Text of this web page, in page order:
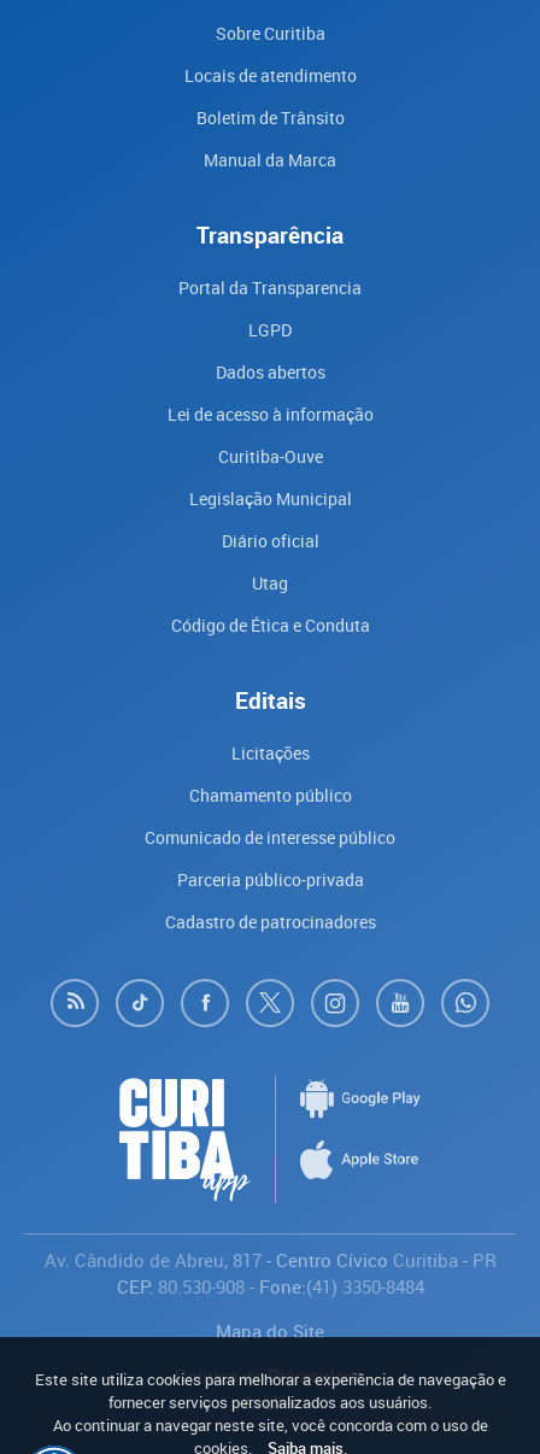
Sobre Curitiba
Locais de atendimento
Boletim de Trânsito
Manual da Marca
Transparência
Portal da Transparencia
LGPD
Dados abertos
Lei de acesso à informação
Curitiba-Ouve
Legislação Municipal
Diário oficial
Utag
Código de Ética e Conduta
Editais
Licitações
Chamamento público
Comunicado de interesse público
Parceria público-privada
Cadastro de patrocinadores
Av. Cândido de Abreu, 817- Centro Cívico Curitiba - PR
CEP: 80.530-908- Fone:(41) 3350-8484
Mapa do Site
Política de Privacidade
Avaliar
Este site utiliza cookies para melhorar a experiência de navegação e
fornecer serviços personalizados aos usuários.
Ao continuar a navegar neste site, você concorda com o uso de
cookies.
Saiba mais.